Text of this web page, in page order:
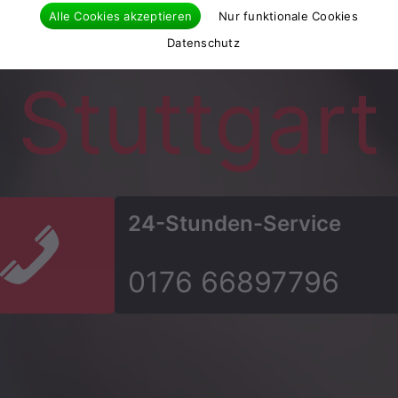
Stuttgart
24-Stunden-Service
0176 66897796
Alle Cookies akzeptieren
Nur funktionale Cookies
Datenschutz